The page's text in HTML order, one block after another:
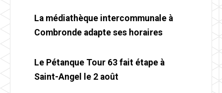
La médiathèque intercommunale à
Combronde adapte ses horaires
Le Pétanque Tour 63 fait étape à
Saint-Angel le 2 août